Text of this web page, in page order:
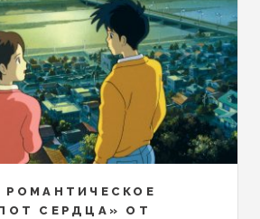
РОМАНТИЧЕСКОЕ
СЕРДЦА» ОТ